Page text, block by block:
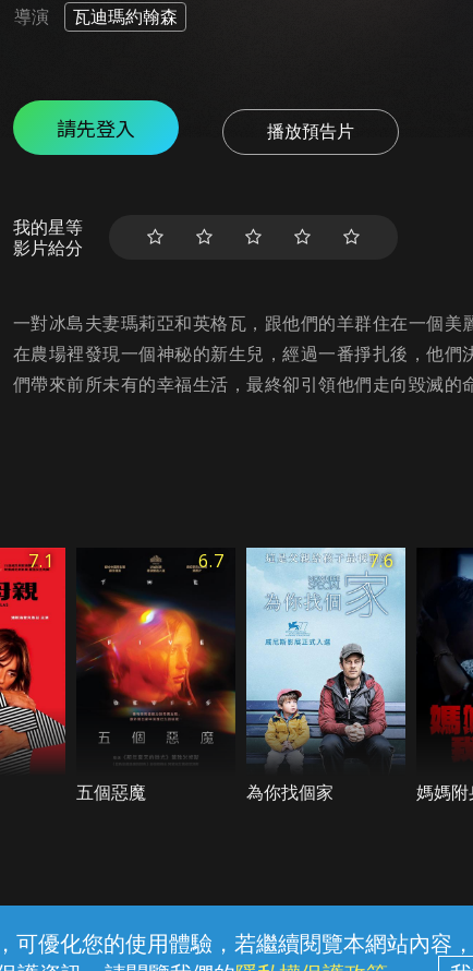
可優化您的使用體驗，若繼續閱覽本網站內容
導演 瓦迪瑪約翰森
請先登入 播放預告片
我的星等
影片給分
一對冰島夫妻瑪莉亞和英格瓦，跟他們的羊群住在一個
在農場裡發現一個神秘的新生兒，經過一番掙扎後，他
們帶來前所未有的幸福生活，最終卻引領他們走向毀滅
7.1 6.7
五個惡魔
7.6
為你找個家 媽媽附
線上客服 服務條款 隱私權保護